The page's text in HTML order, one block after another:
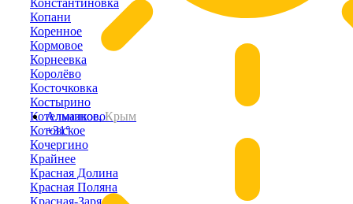
Алмазное,Крым
+31°
Копани
Коренное
Кормовое
Корнеевка
Королёво
Косточковка
Костырино
Котельниково
Котовское
Кочергино
Крайнее
Красная Долина
Красная Поляна
Красная-Заря